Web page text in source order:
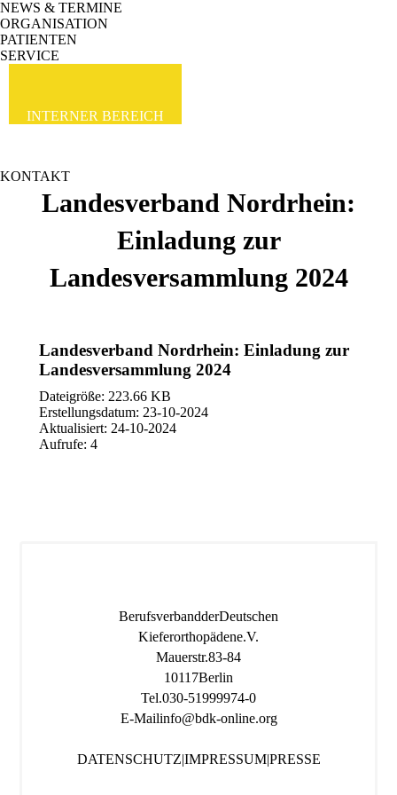
NEWS & TERMINE
ORGANISATION
PATIENTEN
SERVICE
INTERNER BEREICH
KONTAKT
Landesverband Nordrhein:
Einladung zur
Landesversammlung 2024
Landesverband Nordrhein: Einladung zur
Landesversammlung 2024
Dateigröße: 223.66 KB
Erstellungsdatum: 23-10-2024
Aktualisiert: 24-10-2024
Aufrufe: 4
Berufsverband der Deutschen
Kieferorthopäden e.V.
Mauerstr. 83-84
10117 Berlin
Tel.030-519 999 74-0
E-Mailinfo@bdk-online.org
DATENSCHUTZ|IMPRESSUM|PRESSE